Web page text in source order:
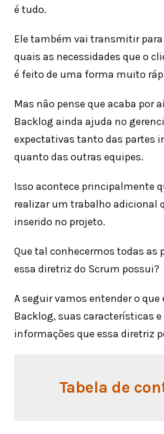
é tudo.
Ele também vai transmitir
quais as necessidades que o
é feito de uma forma muito
Mas não pense que acaba por
Backlog ainda ajuda no
expectativas tanto das partes
quanto das outras equipes.
Isso acontece principalmente
realizar um trabalho adicional
inserido no projeto.
Que tal conhecermos todas as
essa diretriz do Scrum possui?
A seguir vamos entender o que
Backlog, suas características
informações que essa diretriz
Tabela de